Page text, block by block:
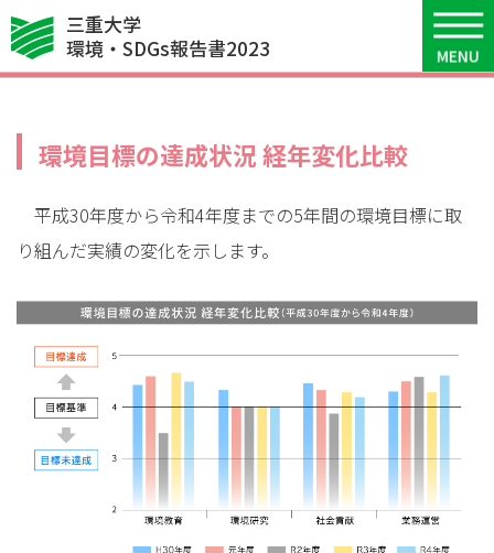
三重大学
環境・SDGs報告書2023
8 マネジメントシステム
環境目標の達成状況 経年変化比較
平成30年度から令和4年度までの5年間の環境目標に取
り組んだ実績の変化を示します。